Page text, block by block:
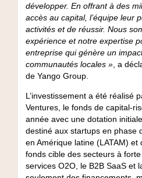
développer. En offrant à des
accès au capital, l’équipe leur
activités et de réussir. Nous
expérience et notre expertise
entreprise qui génère un
communautés locales », a
de Yango Group.
L’investissement a été réalisé
Ventures, le fonds de capital-
année avec une dotation
destiné aux startups en phase
en Amérique latine (LATAM) et
fonds cible des secteurs à
services O2O, le B2B SaaS et